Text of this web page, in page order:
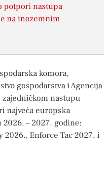
potpori nastupa
na inozemnim
komora,
gospodarstva i Agencija
nastupu
najveća europska
– 2027. godine:
2026., Enforce Tac 2027. i